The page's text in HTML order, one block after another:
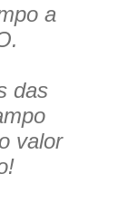
a
das
valor